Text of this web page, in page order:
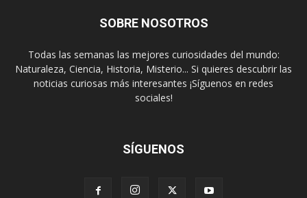
SOBRE NOSOTROS
Todas las semanas las mejores curiosidades del mundo:
Naturaleza, Ciencia, Historia, Misterio... Si quieres descubrir las
noticias curiosas más interesantes ¡Síguenos en redes
sociales!
SÍGUENOS